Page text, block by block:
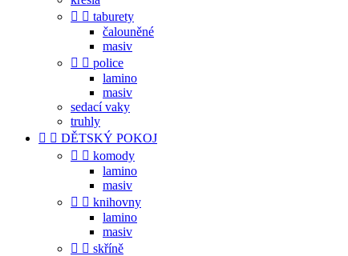
  taburety
čalouněné
masiv
  police
lamino
masiv
sedací vaky
truhly
  DĚTSKÝ POKOJ
  komody
lamino
masiv
  knihovny
lamino
masiv
  skříně